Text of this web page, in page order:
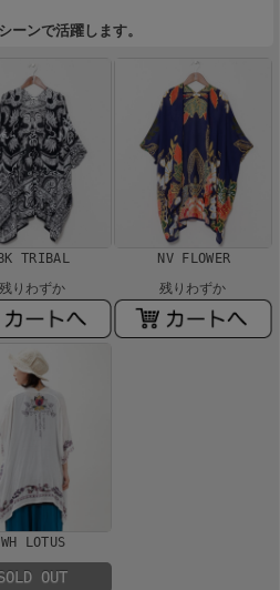
ーンで活躍します。
TRIBAL
残りわずか
NV FLOWER
残りわずか
WH LOTUS
OUT